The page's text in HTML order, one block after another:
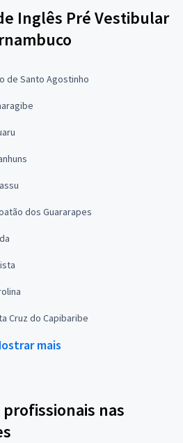
Inglês Pré Vestibular
de Santo Agostinho
dos Guararapes
Cruz do Capibaribe
mais
nas